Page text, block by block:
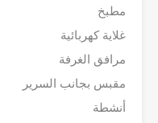
مطبخ
غلاية كهربائية
مرافق الغرفة
مقبس بجانب السرير
أنشطة